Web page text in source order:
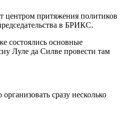
центром притяжения политиков
в БРИКС.
состоялись основные
Луле да Силве провести там
сразу несколько